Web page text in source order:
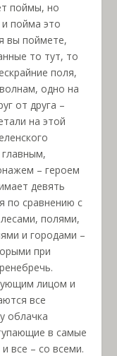
поймы, но
пойма это
вы поймете,
то тут, то
поля,
одно на
от друга –
на этой
– героем
девять
по сравнению с
полями,
и городами –
при
лицом и
все
облачка
в самые
все – со всеми.